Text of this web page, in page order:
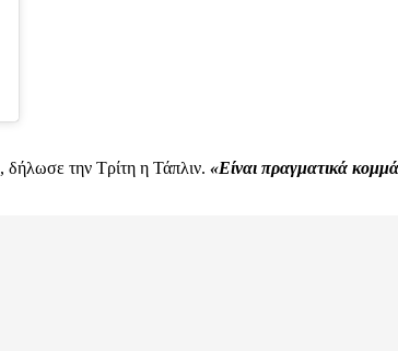
, δήλωσε την Τρίτη η Τάπλιν. «Είναι πραγματικά